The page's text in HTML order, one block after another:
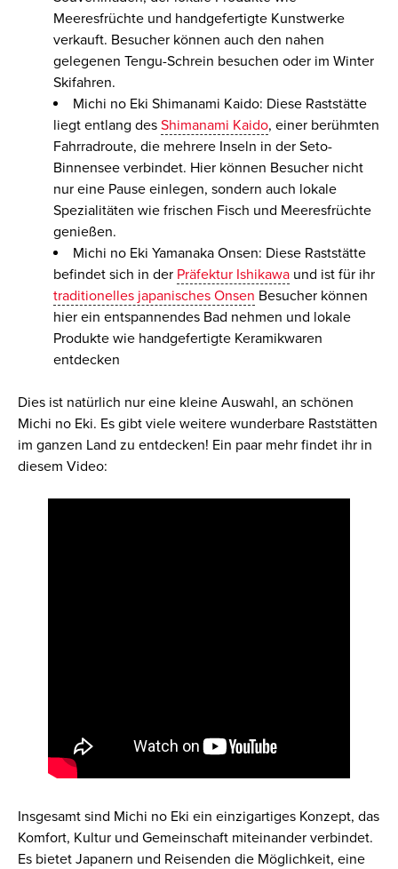
Meeresfrüchte und handgefertigte Kunstwerke
verkauft. Besucher können auch den nahen
gelegenen Tengu-Schrein besuchen oder im Winter
Skifahren.
Michi no Eki Shimanami Kaido: Diese Raststätte
liegt entlang des Shimanami Kaido, einer berühmten
Fahrradroute, die mehrere Inseln in der Seto-
Binnensee verbindet. Hier können Besucher nicht
nur eine Pause einlegen, sondern auch lokale
Spezialitäten wie frischen Fisch und Meeresfrüchte
genießen.
Michi no Eki Yamanaka Onsen: Diese Raststätte
befindet sich in der Präfektur Ishikawaund ist für ihr
traditionelles japanisches Onsen Besucher können
hier ein entspannendes Bad nehmen und lokale
Produkte wie handgefertigte Keramikwaren
entdecken
Dies ist natürlich nur eine kleine Auswahl, an schönen
Michi no Eki. Es gibt viele weitere wunderbare Raststätten
im ganzen Land zu entdecken! Ein paar mehr findet ihr in
diesem Video:
Insgesamt sind Michi no Eki ein einzigartiges Konzept, das
Komfort, Kultur und Gemeinschaft miteinander verbindet.
Es bietet Japanern und Reisenden die Möglichkeit, eine